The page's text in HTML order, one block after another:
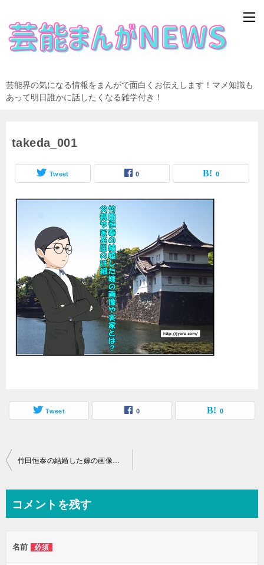
芸能界の気になる情報をまんがで面白くお伝えします！マメ知識も
あって明日誰かに話したくなる雑学付き！
takeda_001
Tweet 0 0
Tweet 0 0
投
ビ
ー
竹田恒泰の結婚した嫁の画像や実家とは？父親や家系図の詳細
コメントを残す
名前 必須